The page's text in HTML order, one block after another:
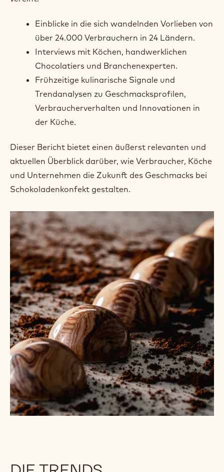
2026 und darüber hinaus“ ist unser umfassendster
Leitfaden zur Zukunft der
Schokoladenkonfektbranche – gestützt auf
fundiertes Fachwissen, globale Daten und ein
kompromissloses Bekenntnis zum Geschmack.
In Zusammenarbeit mit WGSN, dem weltweit
führenden Trendprognostiker, haben wir Folgendes
vereint:
Einblicke in die sich wandelnden Vorlieben von
über 24.000 Verbrauchern in 24 Ländern.
Interviews mit Köchen, handwerklichen
Chocolatiers und Branchenexperten.
Trendanalysen zu Geschmacksprofilen,
Verbraucherverhalten und Innovationen in
der Küche.
Dieser Bericht bietet einen äußerst relevanten und
aktuellen Überblick darüber, wie Verbraucher, Köche
und Unternehmen die Zukunft des Geschmacks bei
Schokoladenkonfekt gestalten.